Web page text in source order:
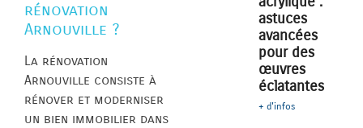
rénovation
Arnouville ?
La rénovation
Arnouville consiste à
rénover et moderniser
un bien immobilier dans
astuces
avancées
pour des
œuvres
éclatantes
+ d'infos